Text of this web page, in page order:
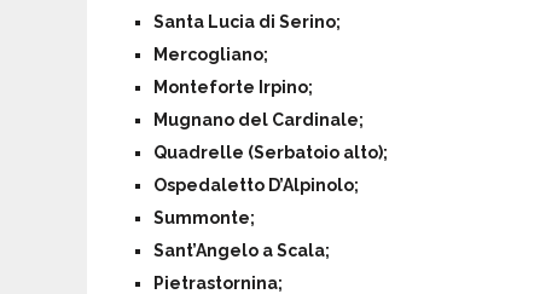
Santa Lucia di Serino;
Mercogliano;
Monteforte Irpino;
Mugnano del Cardinale;
Quadrelle (Serbatoio alto);
Ospedaletto D’Alpinolo;
Summonte;
Sant’Angelo a Scala;
Pietrastornina;